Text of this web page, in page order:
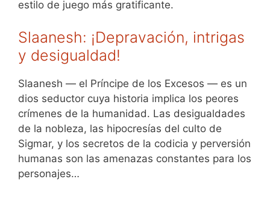
estilo de juego más gratificante.
Slaanesh: ¡Depravación, intrigas
y desigualdad!
Slaanesh — el Príncipe de los Excesos — es un
dios seductor cuya historia implica los peores
crímenes de la humanidad. Las desigualdades
de la nobleza, las hipocresías del culto de
Sigmar, y los secretos de la codicia y perversión
humanas son las amenazas constantes para los
personajes…